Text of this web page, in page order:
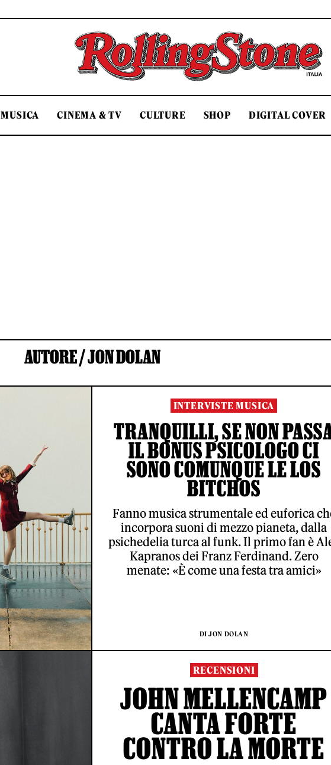
Rolling Stone Italia
MUSICA CINEMA & TV CULTURE SHOP DIGITAL COVER
AUTORE /JON DOLAN
INTERVISTE MUSICA
TRANQUILLI, SE NON
IL BONUS PSICOLOGO CI
SONO COMUNQUE LE LOS
BITCHOS
Fanno musica strumentale ed euforica
incorpora suoni di mezzo pianeta, dalla
psichedelia turca al funk. Il primo fan è
Kapranos dei Franz Ferdinand. Zero
menate: «È come una festa tra amici»
DI JON DOLAN
RECENSIONI
JOHN MELLENCAMP
CANTA FORTE
CONTRO LA MORTE